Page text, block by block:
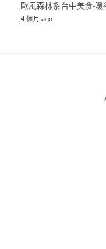
歐風森林系台中美食-暖
4 個月 ago